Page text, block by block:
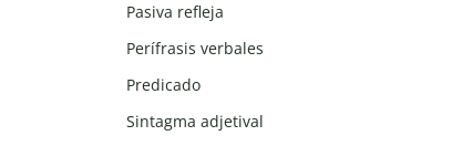
Pasiva refleja
Perífrasis verbales
Predicado
Sintagma adjetival